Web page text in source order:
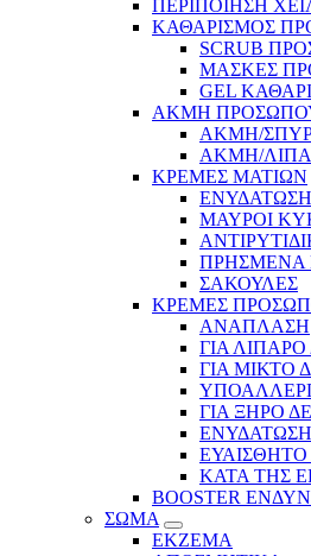
ΠΕΡΙΠΟΙΗΣΗ
ΚΑΘΑΡΙΣΜΟΣ
SCRUB
ΜΑΣΚΕΣ
GEL
ΑΚΜΗ
ΑΚΜΗ/
ΑΚΜΗ/
ΚΡΕΜΕΣ ΜΑΤΙΩΝ
ΜΑΥΡΟΙ
ΠΡΗΣΜΕΝΑ
ΣΑΚΟΥΛΕΣ
ΚΡΕΜΕΣ
ΑΝΑΠΛΑΣΗ
ΓΙΑ
ΓΙΑ ΜΙΚΤΟ
ΓΙΑ ΞΗΡΟ
ΚΑΤΑ ΤΗΣ
BOOSTER
ΣΩΜΑ
ΕΚΖΕΜΑ